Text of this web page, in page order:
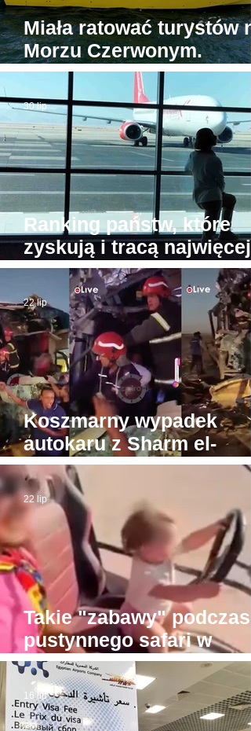
Miała ratować turystów
Morzu Czerwonym.
Tymczasem jedyna
egipska karetka wodna...
stoi w porcie
Ranking państw, które
zyskują i tracą najwięcej
turystów. Na przeciwnych
biegunach Egipt i
30 lip
Koszmarny wypadek
autokaru z Sharm el-
Sheikh do Gizy. Turyści
byli w drodze do Piramid
22 lip
Takie "zabawy" podczas
pustynnego safari w
Hurghadzie. Co trzeba
mieć w głowie, żeby na to
pozwolić?!
22 lip
16 lip